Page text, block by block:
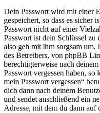
Dein Passwort wird mit einer
gespeichert, so dass es sicher
Passwort nicht auf einer
Passwort ist dein Schlüssel
also geh mit ihm sorgsam um.
des Betreibers, von phpBB
berechtigterweise nach
Passwort vergessen haben,
mein Passwort vergessen“
dich dann nach deinem
und sendet anschließend ein
Adresse, mit dem du dann auf